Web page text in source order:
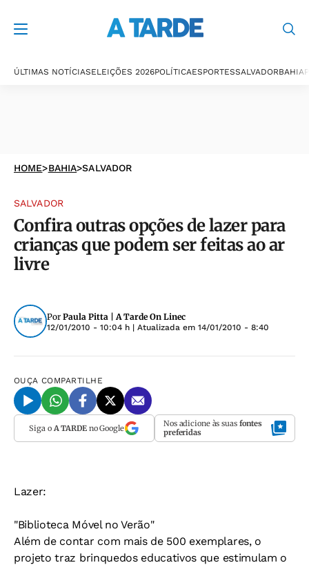
ÚLTIMAS NOTÍCIASELEIÇÕES 2026POLÍTICAESPORTESSALVADORBAHIA
HOME>BAHIA>SALVADOR
SALVADOR
Confira outras opções de lazer para
crianças que podem ser feitas ao ar
livre
Por Paula Pitta | A Tarde On Linec
12/01/2010 - 10:04 h | Atualizada em 14/01/2010 - 8:40
OUÇA COMPARTILHE
Siga o A TARDEno Google Nos adicione às suas fontes
preferidas
Lazer:
"Biblioteca Móvel no Verão"
Além de contar com mais de 500 exemplares, o
projeto traz brinquedos educativos que estimulam o